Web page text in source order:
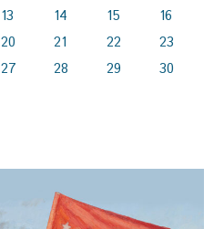
13 14 15
16
20 21 22
23
27 28 29
30